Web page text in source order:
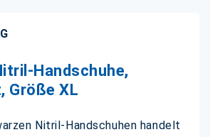
Handschuhe,
Größe XL
Nitril-Handschuhen handelt